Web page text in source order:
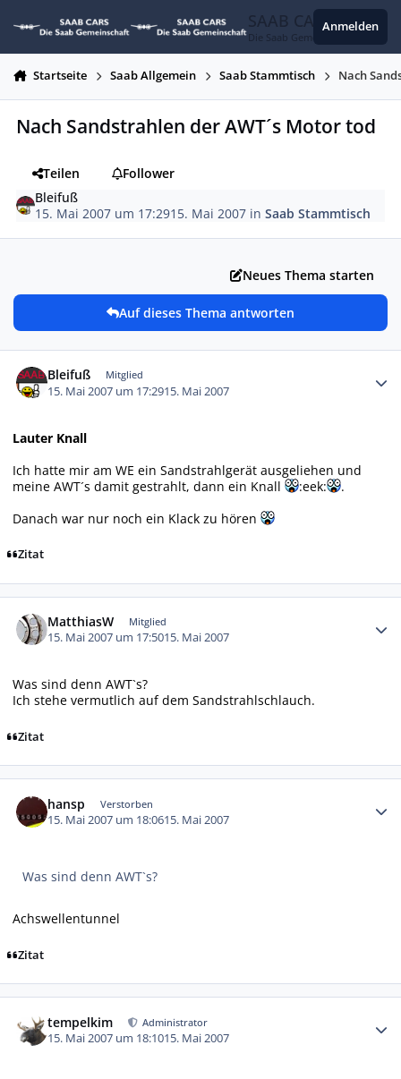
SAAB CARS
Die Saab Gemeinschaft
Anmelden
Startseite Saab Allgemein Saab Stammtisch Nach
Nach Sandstrahlen der AWT´s Motor tod
Teilen
Follower
Bleifuß
15. Mai 2007 um 17:2915. Mai 2007 inSaab Stammtisch
Neues Thema starten
Auf dieses Thema antworten
Bleifuß Mitglied
15. Mai 2007 um 17:2915. Mai 2007
Lauter Knall
Ich hatte mir am WE ein Sandstrahlgerät ausgeliehen und
meine AWT´s damit gestrahlt, dann ein Knall
:eek:
.
Danach war nur noch ein Klack zu hören
Zitat
MatthiasW Mitglied
15. Mai 2007 um 17:5015. Mai 2007
Was sind denn AWT`s?
Ich stehe vermutlich auf dem Sandstrahlschlauch.
Zitat
hansp Verstorben
15. Mai 2007 um 18:0615. Mai 2007
Was sind denn AWT`s?
Achswellentunnel
Zitat
tempelkim Administrator
15. Mai 2007 um 18:1015. Mai 2007